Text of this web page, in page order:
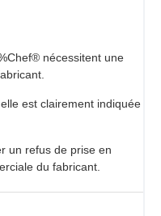
nécessitent une
est clairement indiquée
un refus de prise en
du fabricant.